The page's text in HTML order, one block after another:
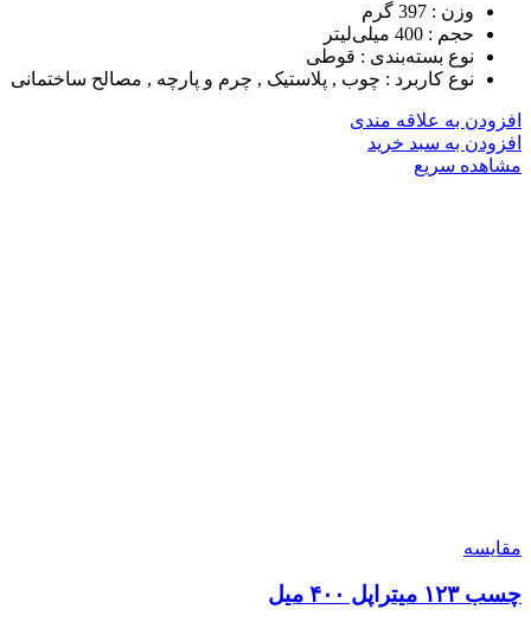
وزن : 397 گرم
حجم : 400 میلی‌لیتر
نوع بسته‌بندی : قوطی
نوع کاربرد : چوب , پلاستیک , چرم و پارچه , مصالح ساختمانی
افزودن به علاقه مندی
افزودن به سبد خرید
مشاهده سریع
مقایسه
چسب ۱۲۳ میتراپل ۴۰۰ میل